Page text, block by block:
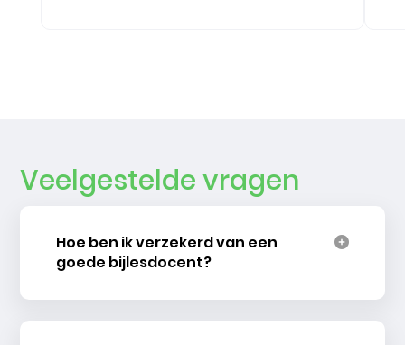
Veelgestelde vragen
Hoe ben ik verzekerd van een
goede bijlesdocent?